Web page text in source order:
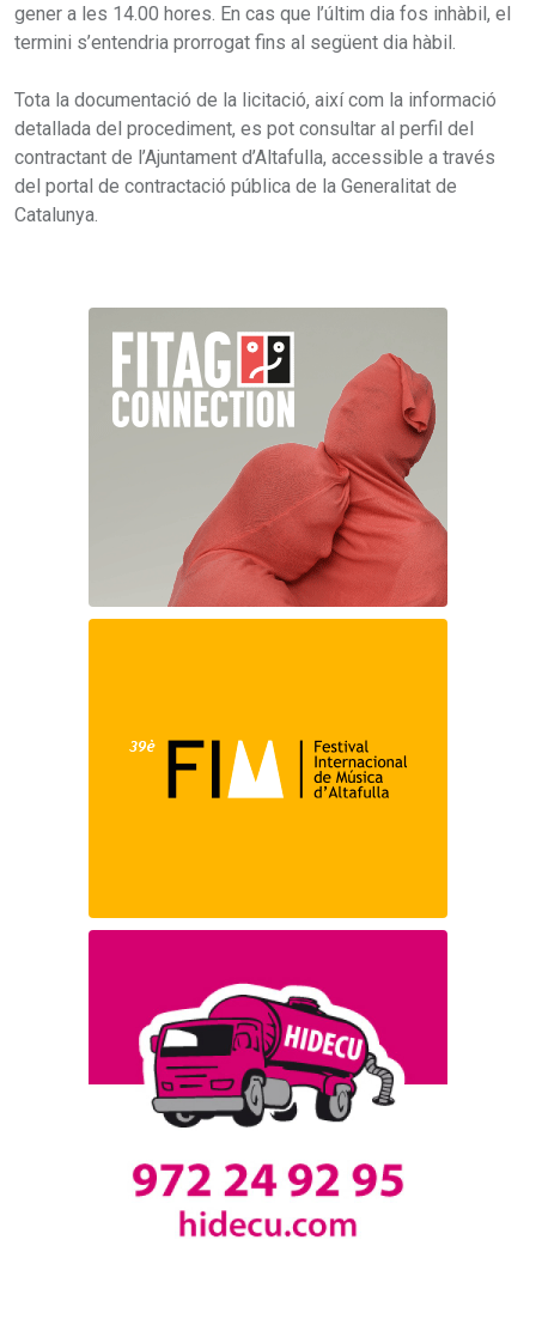
gener a les 14.00 hores. En cas que l’últim dia fos inhàbil, el
termini s’entendria prorrogat fins al següent dia hàbil.
Tota la documentació de la licitació, així com la informació
detallada del procediment, es pot consultar al perfil del
contractant de l’Ajuntament d’Altafulla, accessible a través
del portal de contractació pública de la Generalitat de
Catalunya.